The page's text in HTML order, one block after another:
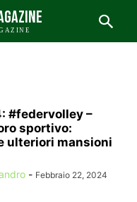
#federvolley –
sportivo:
ulteriori mansioni
- Febbraio 22, 2024